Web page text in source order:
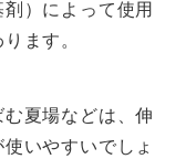
）によって使用
ます。
夏場などは、伸
いやすいでしょ